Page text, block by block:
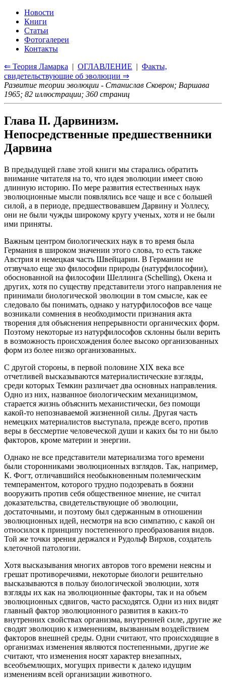
Новости
Книги
Статьи
Фотогалереи
Контакты
⇐ Теория Ламарка | ОГЛАВЛЕНИЕ | Факты,
свидетельствующие об эволюции ⇒
Развитие теории эволюции - Станислав Сковрон; Варшава
1965; 82 иллюстрации; 360 страниц
Глава II. Дарвинизм.
Непосредственные предшественники
Дарвина
В предыдущей главе этой книги мы старались обратить
внимание читателя на то, что идея эволюции имеет свою
длинную историю. По мере развития естественных наук
эволюционные мысли появлялись все чаще и все с большей
силой, а в периоде, предшествовавшем Дарвину и Уоллесу,
они не были чужды широкому кругу ученых, хотя и не были
ими приняты.
Важным центром биологических наук в то время была
Германия в широком значении этого слова, то есть также
Австрия и немецкая часть Швейцарии. В Германии не
отзвучало еще эхо философии природы (натурфилософии),
обоснованной на философии Шеллинга (Schelling), Окена и
других, хотя по существу представители этого направления не
принимали биологической эволюции в том смысле, как ее
следовало бы понимать, однако у натурфилософов все чаще
возникали сомнения в необходимости признания акта
творения для объяснения непрерывности органических форм.
Поэтому некоторые из натурфилософов склонны были верить
в возможность происхождения более высоко организованных
форм из более низко организованных.
С другой стороны, в первой половине XIX века все
отчетливей высказываются материалистические взгляды,
среди которых Темкин различает два основных направления.
Одно из них, названное биологическим механицизмом,
старается жизнь объяснить механистически, без помощи
какой-то непознаваемой жизненной силы. Другая часть
немецких материалистов выступала, прежде всего, против
веры в бессмертие человеческой души и каких бы то ни было
факторов, кроме материи и энергии.
Однако не все представители материализма того времени
были сторонниками эволюционных взглядов. Так, например,
К. Фогт, отличавшийся необыкновенным полемическим
темпераментом, которого трудно подозревать в боязни
вооружить против себя общественное мнение, не считал
доказательства, свидетельствующие об эволюции,
достаточными, и поэтому был сдержанным в отношении
эволюционных идей, несмотря на всю симпатию, с какой он
относился к принципу постепенного преобразования видов.
Той же точки зрения держался и Рудольф Вирхов, создатель
клеточной патологии.
Хотя высказывания многих авторов того времени неясны и
грешат противоречиями, некоторые биологи решительно
высказываются в пользу биологической эволюции, хотя
взгляды их как на эволюционные факторы, так и на объем
эволюционных сдвигов, часто расходятся. Одни из них видят
главный фактор эволюционного развития в каких-то
внутренних свойствах организма, внутренней силе, другие же
сводят эволюцию к изменениям, вызванным воздействием
факторов внешней среды. Одни считают, что происходящие в
организмах изменения являются постепенными, другие же
считают, что изменения носят характер внезапных,
всеобъемлющих, могущих привести к далеко идущим
изменениям всей организации животного.